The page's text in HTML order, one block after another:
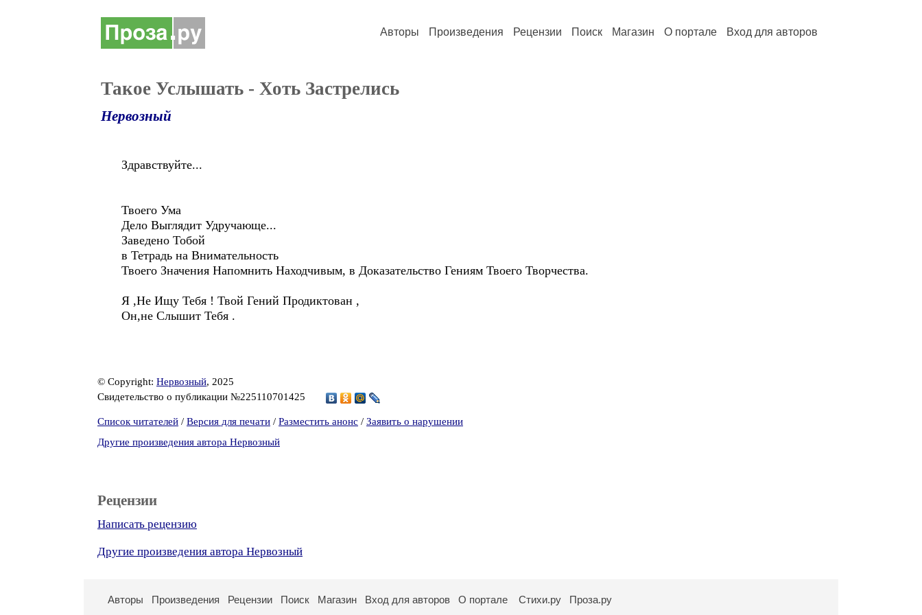
Авторы Произведения Рецензии Поиск Магазин О портале Вход для авторов
Такое Услышать - Хоть Застрелись
Нервозный
Здравствуйте...
Твоего Ума
Дело Выглядит Удручающе...
Заведено Тобой
в Тетрадь на Внимательность
Твоего Значения Напомнить Находчивым, в Доказательство Гениям Твоего Творчества.
Я ,Не Ищу Тебя ! Твой Гений Продиктован ,
Он,не Слышит Тебя .
© Copyright: Нервозный, 2025
Свидетельство о публикации №225110701425
Список читателей / Версия для печати / Разместить анонс / Заявить о нарушении
Другие произведения автора Нервозный
Рецензии
Написать рецензию
Другие произведения автора Нервозный
Авторы Произведения Рецензии Поиск Магазин Вход для авторов О портале Стихи.ру Проза.ру